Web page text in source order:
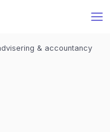
& accountancy